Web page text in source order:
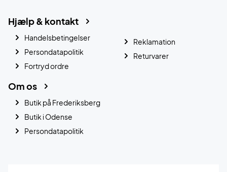
Hjælp & kontakt
Handelsbetingelser
Persondatapolitik
Fortryd ordre
Reklamation
Returvarer
Om os
Butik på Frederiksberg
Butik i Odense
Persondatapolitik